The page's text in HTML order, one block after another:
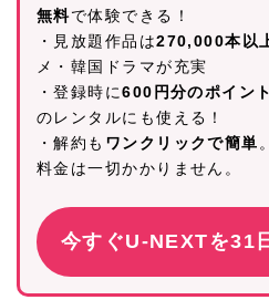
無料で体験できる！
・見放題作品は270,000本以
メ・韓国ドラマが充実
・登録時に600円分のポイント
のレンタルにも使える！
・解約も ワンクリックで簡単
料金は一切かかりません。
今すぐU-NEXTを31